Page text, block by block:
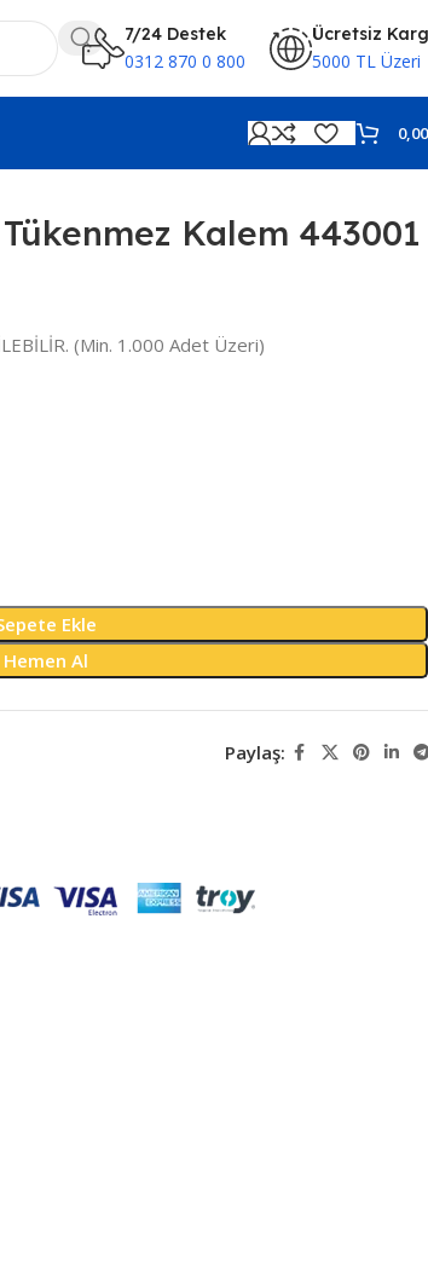
7/24 Destek
0312 870 0 800
Ücretsiz
5000 TL Üzeri
Kalem 443001
(Min. 1.000 Adet Üzeri)
Ekle
Hemen Al
Paylaş: